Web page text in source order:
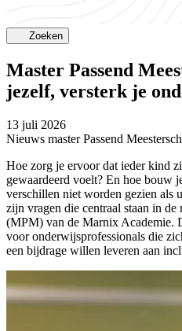
Zoeken
Master Passend
jezelf, versterk je
13 juli 2026
Nieuws master Passend
Hoe zorg je ervoor dat ieder kind
gewaardeerd voelt? En hoe bouw
verschillen niet worden gezien als
zijn vragen die centraal staan in de
(MPM) van de Marnix Academie.
voor onderwijsprofessionals die
een bijdrage willen leveren aan